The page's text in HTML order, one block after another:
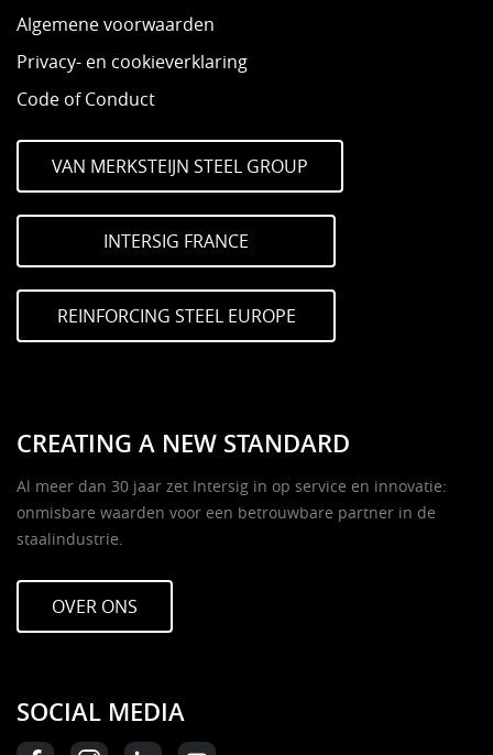
Algemene voorwaarden
Privacy- en cookieverklaring
Code of Conduct
VAN MERKSTEIJN STEEL GROUP
INTERSIG FRANCE
REINFORCING STEEL EUROPE
CREATING A NEW STANDARD
Al meer dan 30 jaar zet Intersig in op service en innovatie:
onmisbare waarden voor een betrouwbare partner in de
staalindustrie.
OVER ONS
SOCIAL MEDIA